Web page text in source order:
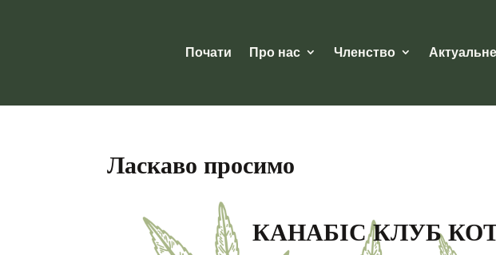
Почати Про нас Членство Актуальне
Ласкаво просимо
КАНАБІС КЛУБ